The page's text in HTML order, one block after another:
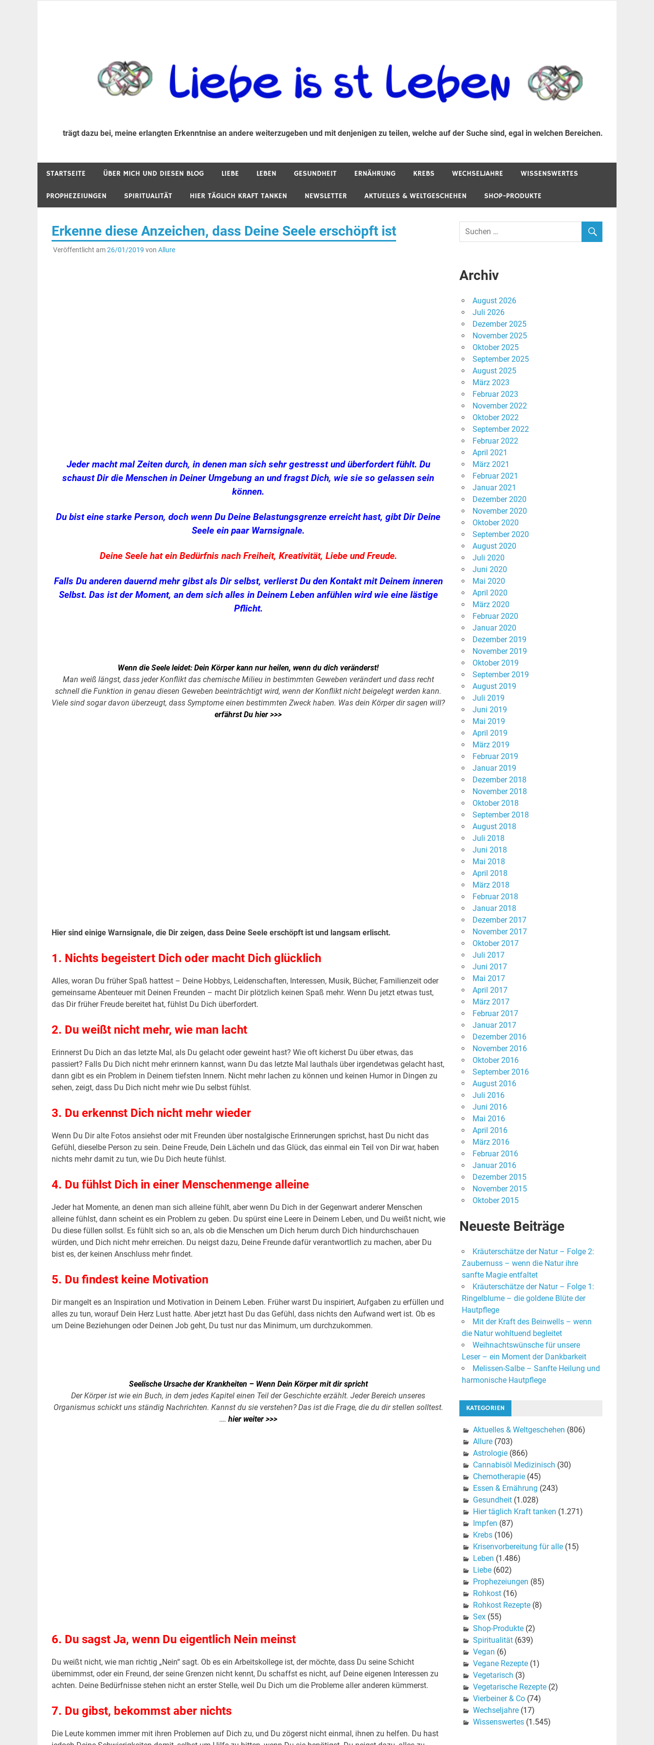
trägt dazu bei, meine erlangten Erkenntnise an andere weiterzugeben und mit denjenigen zu teilen, welche auf der Suche sind, egal in welchen Bereichen.
STARTSEITE ÜBER MICH UND DIESEN BLOG LIEBE LEBEN GESUNDHEIT ERNÄHRUNG KREBS WECHSELJAHRE WISSENSWERTES
PROPHEZEIUNGEN SPIRITUALITÄT HIER TÄGLICH KRAFT TANKEN NEWSLETTER AKTUELLES & WELTGESCHEHEN SHOP-PRODUKTE
Erkenne diese Anzeichen, dass Deine Seele erschöpft ist
Veröffentlicht am26/01/2019 von Allure
Jeder macht mal Zeiten durch, in denen man sich sehr gestresst und überfordert fühlt. Du
schaust Dir die Menschen in Deiner Umgebung an und fragst Dich, wie sie so gelassen sein
können.
Du bist eine starke Person, doch wenn Du Deine Belastungsgrenze erreicht hast, gibt Dir Deine
Seele ein paar Warnsignale.
Deine Seele hat ein Bedürfnis nach Freiheit, Kreativität, Liebe und Freude.
Falls Du anderen dauernd mehr gibst als Dir selbst, verlierst Du den Kontakt mit Deinem inneren
Selbst. Das ist der Moment, an dem sich alles in Deinem Leben anfühlen wird wie eine lästige
Pflicht.
Wenn die Seele leidet: Dein Körper kann nur heilen, wenn du dich veränderst!
Man weiß längst, dass jeder Konflikt das chemische Milieu in bestimmten Geweben verändert und dass recht
schnell die Funktion in genau diesen Geweben beeinträchtigt wird, wenn der Konflikt nicht beigelegt werden kann.
Viele sind sogar davon überzeugt, dass Symptome einen bestimmten Zweck haben. Was dein Körper dir sagen will?
erfährst Du hier >>>
Hier sind einige Warnsignale, die Dir zeigen, dass Deine Seele erschöpft ist und langsam erlischt.
1. Nichts begeistert Dich oder macht Dich glücklich
Alles, woran Du früher Spaß hattest – Deine Hobbys, Leidenschaften, Interessen, Musik, Bücher, Familienzeit oder
gemeinsame Abenteuer mit Deinen Freunden – macht Dir plötzlich keinen Spaß mehr. Wenn Du jetzt etwas tust,
das Dir früher Freude bereitet hat, fühlst Du Dich überfordert.
2. Du weißt nicht mehr, wie man lacht
Erinnerst Du Dich an das letzte Mal, als Du gelacht oder geweint hast? Wie oft kicherst Du über etwas, das
passiert? Falls Du Dich nicht mehr erinnern kannst, wann Du das letzte Mal lauthals über irgendetwas gelacht hast,
dann gibt es ein Problem in Deinem tiefsten Innern. Nicht mehr lachen zu können und keinen Humor in Dingen zu
sehen, zeigt, dass Du Dich nicht mehr wie Du selbst fühlst.
3. Du erkennst Dich nicht mehr wieder
Wenn Du Dir alte Fotos ansiehst oder mit Freunden über nostalgische Erinnerungen sprichst, hast Du nicht das
Gefühl, dieselbe Person zu sein. Deine Freude, Dein Lächeln und das Glück, das einmal ein Teil von Dir war, haben
nichts mehr damit zu tun, wie Du Dich heute fühlst.
4. Du fühlst Dich in einer Menschenmenge alleine
Jeder hat Momente, an denen man sich alleine fühlt, aber wenn Du Dich in der Gegenwart anderer Menschen
alleine fühlst, dann scheint es ein Problem zu geben. Du spürst eine Leere in Deinem Leben, und Du weißt nicht, wie
Du diese füllen sollst. Es fühlt sich so an, als ob die Menschen um Dich herum durch Dich hindurchschauen
würden, und Dich nicht mehr erreichen. Du neigst dazu, Deine Freunde dafür verantwortlich zu machen, aber Du
bist es, der keinen Anschluss mehr findet.
5. Du findest keine Motivation
Dir mangelt es an Inspiration und Motivation in Deinem Leben. Früher warst Du inspiriert, Aufgaben zu erfüllen und
alles zu tun, worauf Dein Herz Lust hatte. Aber jetzt hast Du das Gefühl, dass nichts den Aufwand wert ist. Ob es
um Deine Beziehungen oder Deinen Job geht, Du tust nur das Minimum, um durchzukommen.
Seelische Ursache der Krankheiten – Wenn Dein Körper mit dir spricht
Der Körper ist wie ein Buch, in dem jedes Kapitel einen Teil der Geschichte erzählt. Jeder Bereich unseres
Organismus schickt uns ständig Nachrichten. Kannst du sie verstehen? Das ist die Frage, die du dir stellen solltest.
…. hier weiter >>>
6. Du sagst Ja, wenn Du eigentlich Nein meinst
Du weißt nicht, wie man richtig „Nein“ sagt. Ob es ein Arbeitskollege ist, der möchte, dass Du seine Schicht
übernimmst, oder ein Freund, der seine Grenzen nicht kennt, Du schaffst es nicht, auf Deine eigenen Interessen zu
achten. Deine Bedürfnisse stehen nicht an erster Stelle, weil Du Dich um die Probleme aller anderen kümmerst.
7. Du gibst, bekommst aber nichts
Die Leute kommen immer mit ihren Problemen auf Dich zu, und Du zögerst nicht einmal, ihnen zu helfen. Du hast
Archiv
August 2026
Juli 2026
Dezember 2025
November 2025
Oktober 2025
September 2025
August 2025
März 2023
Februar 2023
November 2022
Oktober 2022
September 2022
Februar 2022
April 2021
März 2021
Februar 2021
Januar 2021
Dezember 2020
November 2020
Oktober 2020
September 2020
August 2020
Juli 2020
Juni 2020
Mai 2020
April 2020
März 2020
Februar 2020
Januar 2020
Dezember 2019
November 2019
Oktober 2019
September 2019
August 2019
Juli 2019
Juni 2019
Mai 2019
April 2019
März 2019
Februar 2019
Januar 2019
Dezember 2018
November 2018
Oktober 2018
September 2018
August 2018
Juli 2018
Juni 2018
Mai 2018
April 2018
März 2018
Februar 2018
Januar 2018
Dezember 2017
November 2017
Oktober 2017
Juli 2017
Juni 2017
Mai 2017
April 2017
März 2017
Februar 2017
Januar 2017
Dezember 2016
November 2016
Oktober 2016
September 2016
August 2016
Juli 2016
Juni 2016
Mai 2016
April 2016
März 2016
Februar 2016
Januar 2016
Dezember 2015
November 2015
Oktober 2015
Neueste Beiträge
Kräuterschätze der Natur – Folge 2:
Zaubernuss – wenn die Natur ihre
sanfte Magie entfaltet
Kräuterschätze der Natur – Folge 1:
Ringelblume – die goldene Blüte der
Hautpflege
Mit der Kraft des Beinwells – wenn
die Natur wohltuend begleitet
Weihnachtswünsche für unsere
Leser – ein Moment der Dankbarkeit
Melissen-Salbe – Sanfte Heilung und
harmonische Hautpflege
KATEGORIEN
Aktuelles & Weltgeschehen (806)
Allure(703)
Astrologie(866)
Cannabisöl Medizinisch (30)
Chemotherapie(45)
Essen & Ernährung (243)
Gesundheit(1.028)
Hier täglich Kraft tanken (1.271)
Impfen (87)
Krebs(106)
Krisenvorbereitung für alle(15)
Leben (1.486)
Liebe(602)
Prophezeiungen (85)
Rohkost(16)
Rohkost Rezepte(8)
Sex(55)
Shop-Produkte(2)
Spiritualität(639)
Vegan (6)
Vegane Rezepte(1)
Vegetarisch (3)
Vegetarische Rezepte(2)
Vierbeiner & Co(74)
Wechseljahre(17)
Wissenswertes(1.545)